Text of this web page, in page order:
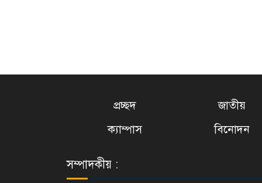
প্রচ্ছদ জাতীয়
ক্যাম্পাস
বিনোদন
সম্পাদকীয় :